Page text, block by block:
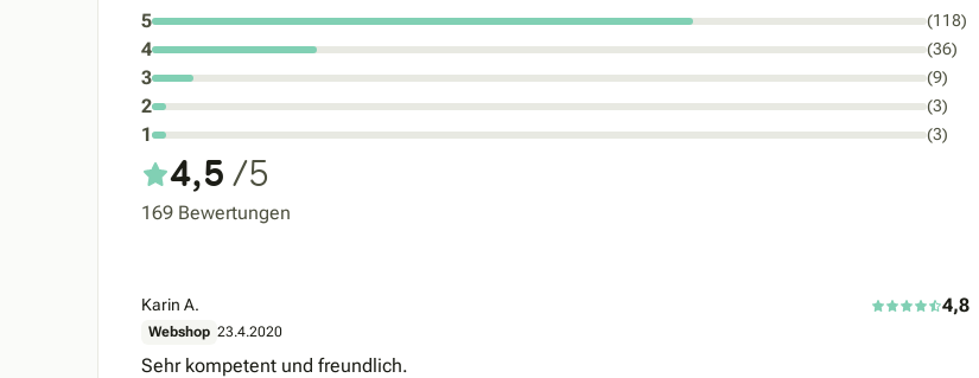
5 (118)
4 (36)
3 (9)
2 (3)
1 (3)
4,5 /5
169 Bewertungen
Karin A. 4,8
Webshop 23.4.2020
Sehr kompetent und freundlich.